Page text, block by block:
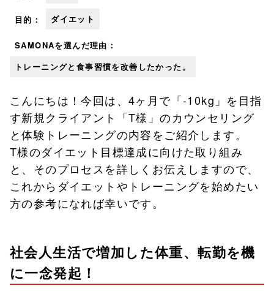
目的： ダイエット
SAMONAを選んだ理由：
トレーニングと食事習慣を改善したかった。
こんにちは！今回は、4ヶ月で「-10kg」を目指
す新規クライアント「T様」のカウンセリング
と体験トレーニングの内容をご紹介します。
T様のダイエット目標達成に向けた取り組み
と、そのプロセスを詳しくお伝えしますので、
これからダイエットやトレーニングを始めたい
方の参考になれば幸いです。
社会人生活で増加した体重、転勤を機
に一念発起！